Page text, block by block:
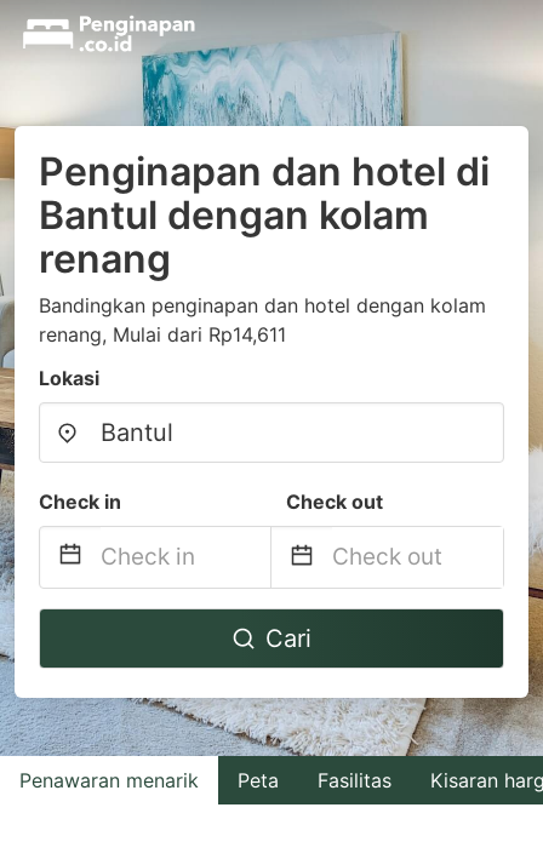
Penginapan dan hotel di
Bantul dengan kolam
renang
Bandingkan penginapan dan hotel dengan kolam
renang, Mulai dari Rp14,611
Lokasi
Check in Check out
Navigate
to
interact
with
the
Navigate
to
interact
with
the
Cari
Penawaran menarik Peta Fasilitas Kisaran